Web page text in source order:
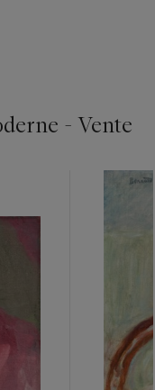
- Vente